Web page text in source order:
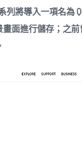
列將導入一項名
面進行儲存；之